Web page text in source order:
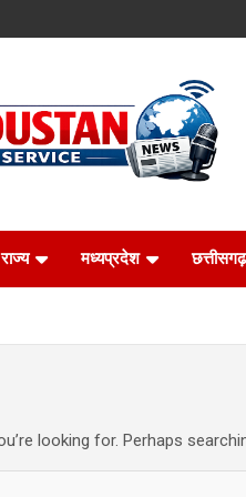
राज्य मध्यप्रदेश छत्तीसगढ़
looking for. Perhaps